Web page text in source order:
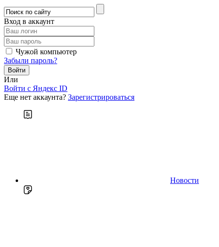
Вход в аккаунт
Чужой компьютер
Забыли пароль?
Или
Войти c Яндекс ID
Еще нет аккаунта? Зарегистрироваться
Новости